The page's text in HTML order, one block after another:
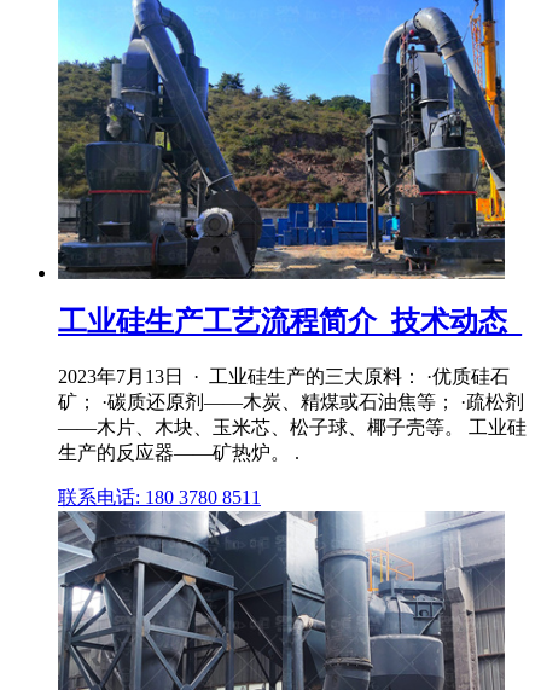
工业硅生产工艺流程简介_技术动态_
2023年7月13日 · 工业硅生产的三大原料： ·优质硅石
矿； ·碳质还原剂——木炭、精煤或石油焦等； ·疏松剂
——木片、木块、玉米芯、松子球、椰子壳等。 工业硅
生产的反应器——矿热炉。 .
联系电话: 180 3780 8511